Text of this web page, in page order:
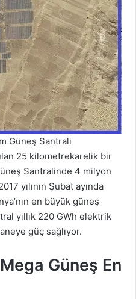
Güneş Santrali
25 kilometrekarelik bir
Santralinde 4 milyon
yılının Şubat ayında
en büyük güneş
yıllık 220 GWh elektrik
güç sağlıyor.
Güneş En